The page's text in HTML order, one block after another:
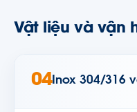
Vật liệu và vận
04Inox 304/316